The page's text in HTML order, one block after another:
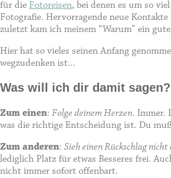
für die Fotoreisen, bei denen es um so
Fotografie. Hervorragende neue
zuletzt kam ich meinem “Warum” ein
Hier hat so vieles seinen Anfang
wegzudenken ist…
Was will ich dir damit sagen?
Zum einen: Folge deinem Herzen. Immer.
was die richtige Entscheidung ist. Du
Zum anderen: Sieh einen Rückschlag
lediglich Platz für etwas Besseres frei.
nicht immer sofort offenbart.